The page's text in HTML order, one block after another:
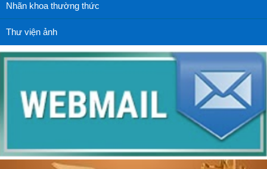
Nhãn khoa thường thức
Thư viện ảnh